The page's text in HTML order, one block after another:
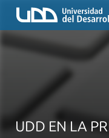
UDD EN LA